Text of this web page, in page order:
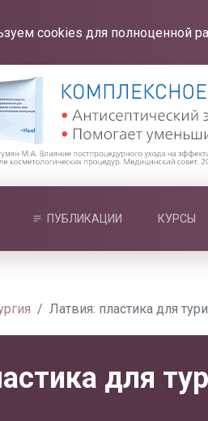
cookies для полноценной
ПУБЛИКАЦИИ КУРСЫ
Латвия: пластика для
для